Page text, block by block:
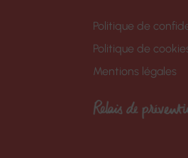
Politique de
Politique de
Mentions légales